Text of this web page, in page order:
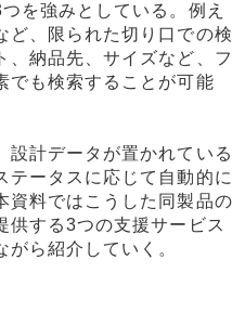
を強みとしている。例え
ど、限られた切り口での検
、納品先、サイズなど、フ
でも検索することが可能
計データが置かれている
テータスに応じて自動的に
資料ではこうした同製品の
供する3つの支援サービス
ら紹介していく。